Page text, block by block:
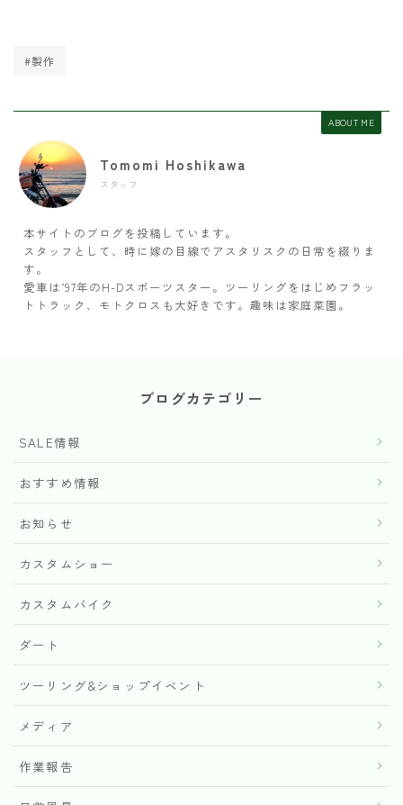
#製作
ABOUT ME
Tomomi Hoshikawa
スタッフ
本サイトのブログを投稿しています。
スタッフとして、時に嫁の目線でアスタリスクの日常を綴りま
す。
愛車は’97年のH-Dスポーツスター。ツーリングをはじめフラッ
トトラック、モトクロスも大好きです。趣味は家庭菜園。
ブログカテゴリー
SALE情報
おすすめ情報
お知らせ
カスタムショー
カスタムバイク
ダート
ツーリング&ショップイベント
メディア
作業報告